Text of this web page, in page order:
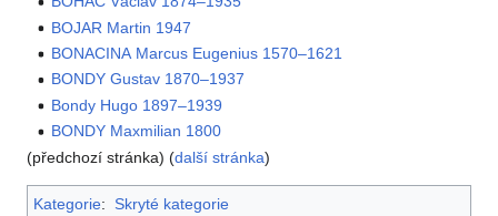
BOJAR Martin 1947
BONACINA Marcus Eugenius 1570–1621
BONDY Gustav 1870–1937
Bondy Hugo 1897–1939
BONDY Maxmilian 1800
(předchozí stránka) (další stránka)
Kategorie: Skryté kategorie